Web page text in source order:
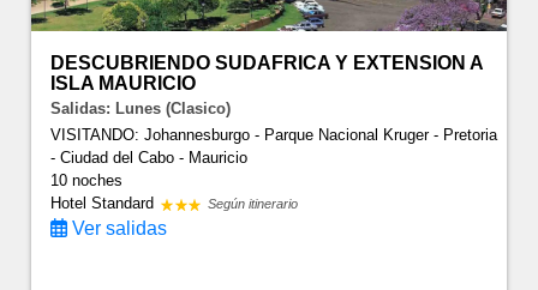
DESCUBRIENDO SUDAFRICA Y EXTENSION A
ISLA MAURICIO
Salidas: Lunes (Clasico)
VISITANDO: Johannesburgo - Parque Nacional Kruger - Pretoria
- Ciudad del Cabo - Mauricio
10 noches
Hotel Standard
Según itinerario
Ver salidas